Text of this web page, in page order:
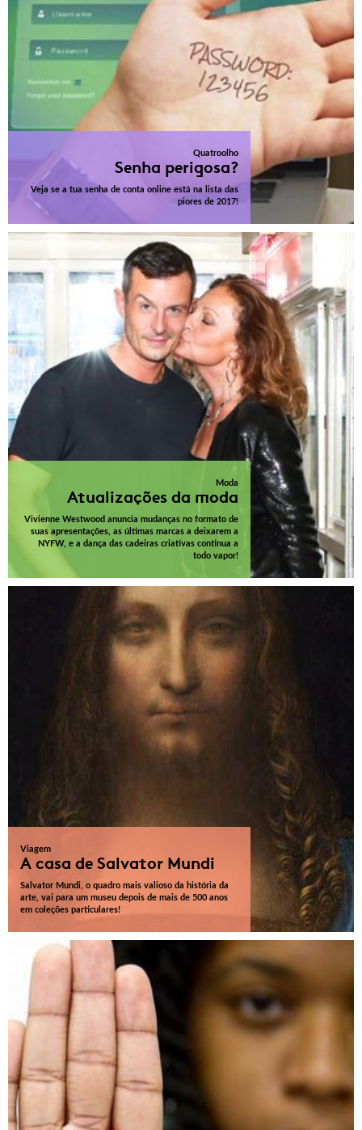
Quatroolho
Senha perigosa?
Veja se a tua senha de conta online está na lista das
piores de 2017!
Moda
Atualizações da moda
Vivienne Westwood anuncia mudanças no formato de
suas apresentações, as últimas marcas a deixarem a
NYFW, e a dança das cadeiras criativas continua a
todo vapor!
Viagem
A casa de Salvator Mundi
Salvator Mundi, o quadro mais valioso da história da
arte, vai para um museu depois de mais de 500 anos
em coleções particulares!